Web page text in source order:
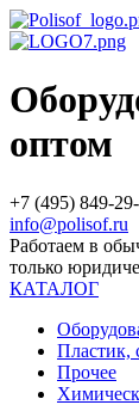
оптом
+7 (495) 849-
info@polisof.ru
Работаем в
только
КАТАЛОГ
Пластик,
Прочее